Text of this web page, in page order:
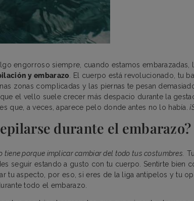
engorroso siempre, cuando estamos embarazadas,
y embarazo . El cuerpo está revolucionado, tu
zonas complicadas y las piernas te pesan
que el vello suele crecer más despacio durante la
que, a veces, aparece pelo donde antes no lo había.
durante el embarazo?
tiene porque implicar cambiar del todo tus costumbres.
seguir estando a gusto con tu cuerpo. Sentirte bien
tu aspecto, por eso, si eres de la liga antipelos y tu
todo el embarazo.